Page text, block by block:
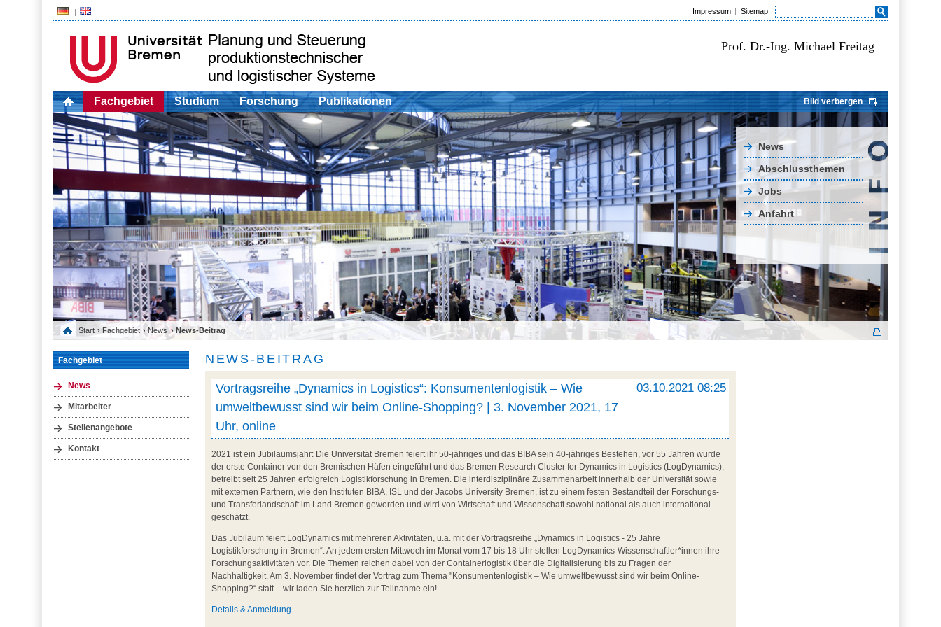
Impressum Sitemap
Prof. Dr.-Ing. Michael Freitag
Fachgebiet Studium Forschung Publikationen Bild verbergen
News
Abschlussthemen
Jobs
Anfahrt
Start › Fachgebiet ›News › News-Beitrag
Fachgebiet
News
Mitarbeiter
Stellenangebote
Kontakt
NEWS-BEITRAG
03.10.2021 08:25
Vortragsreihe „Dynamics in Logistics“: Konsumentenlogistik – Wie
umweltbewusst sind wir beim Online-Shopping? | 3. November 2021, 17
Uhr, online
2021 ist ein Jubiläumsjahr: Die Universität Bremen feiert ihr 50-jähriges und das BIBA sein 40-jähriges Bestehen, vor 55 Jahren wurde
der erste Container von den Bremischen Häfen eingeführt und das Bremen Research Cluster for Dynamics in Logistics (LogDynamics),
betreibt seit 25 Jahren erfolgreich Logistikforschung in Bremen. Die interdisziplinäre Zusammenarbeit innerhalb der Universität sowie
mit externen Partnern, wie den Instituten BIBA, ISL und der Jacobs University Bremen, ist zu einem festen Bestandteil der Forschungs-
und Transferlandschaft im Land Bremen geworden und wird von Wirtschaft und Wissenschaft sowohl national als auch international
geschätzt.
Das Jubiläum feiert LogDynamics mit mehreren Aktivitäten, u.a. mit der Vortragsreihe „Dynamics in Logistics - 25 Jahre
Logistikforschung in Bremen“. An jedem ersten Mittwoch im Monat vom 17 bis 18 Uhr stellen LogDynamics-Wissenschaftler*innen ihre
Forschungsaktivitäten vor. Die Themen reichen dabei von der Containerlogistik über die Digitalisierung bis zu Fragen der
Nachhaltigkeit. Am 3. November findet der Vortrag zum Thema "Konsumentenlogistik – Wie umweltbewusst sind wir beim Online-
Shopping?“ statt – wir laden Sie herzlich zur Teilnahme ein!
Details &Anmeldung